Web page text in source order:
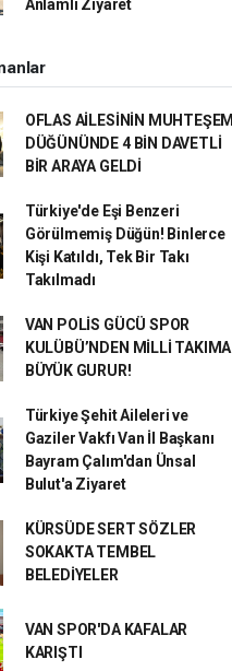
Anlamlı Ziyaret
OFLAS AİLESİNİN MUHTEŞEM
DÜĞÜNÜNDE 4 BİN DAVETLİ
BİR ARAYA GELDİ
Türkiye'de Eşi Benzeri
Görülmemiş Düğün! Binlerce
Kişi Katıldı, Tek Bir Takı
Takılmadı
VAN POLİS GÜCÜ SPOR
KULÜBÜ’NDEN MİLLİ TAKIMA
BÜYÜK GURUR!
Türkiye Şehit Aileleri ve
Gaziler Vakfı Van İl Başkanı
Bayram Çalım'dan Ünsal
Bulut'a Ziyaret
KÜRSÜDE SERT SÖZLER
SOKAKTA TEMBEL
BELEDİYELER
VAN SPOR'DA KAFALAR
KARIŞTI